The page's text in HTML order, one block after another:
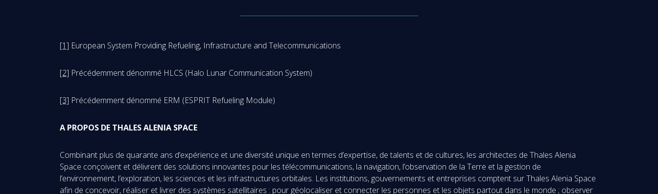
[1] European System Providing Refueling, Infrastructure and Telecommunications
[2] Précédemment dénommé HLCS (Halo Lunar Communication System)
[3] Précédemment dénommé ERM (ESPRIT Refueling Module)
A PROPOS DE THALES ALENIA SPACE
Combinant plus de quarante ans d’expérience et une diversité unique en termes d’expertise, de talents et de cultures, les architectes de Thales Alenia
Space conçoivent et délivrent des solutions innovantes pour les télécommunications, la navigation, l’observation de la Terre et la gestion de
l’environnement, l’exploration, les sciences et les infrastructures orbitales. Les institutions, gouvernements et entreprises comptent sur Thales Alenia Space
afin de concevoir, réaliser et livrer des systèmes satellitaires : pour géolocaliser et connecter les personnes et les objets partout dans le monde ; observer